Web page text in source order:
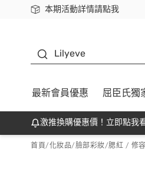
本期活動詳情請點我
下載app最高回饋$350
Lilyeve
最新會員優惠 屈臣氏獨
激推換購優惠價！立即點我
首頁/化妝品/臉部彩妝/腮紅 / 修